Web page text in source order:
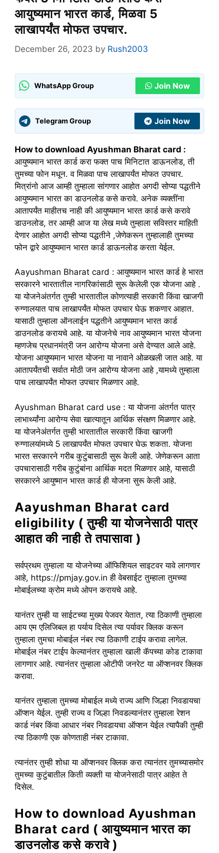
आयुष्यमान भारत कार्ड, मिळवा 5
लाखापर्यंत मोफत उपचार.
December 26, 2023 by Rush2003
WhatsApp Group Join Now
Telegram Group Join Now
How to download Ayushman Bharat card :
आयुष्यमान भारत कार्ड करा फक्त पाच मिनिटात डाऊनलोड, ती
तुमच्या फोन मधून. व मिळवा पाच लाखापर्यंत मोफत उपचार.
मित्रांनो आज आम्ही तुम्हाला सांगणार आहोत अगदी सोप्या पद्धतीने
आयुष्यमान भारत का डाउनलोड कसे करावे. अनेक व्यक्तींना
आतापर्यंत माहीतच नाही की आयुष्यमान भारत कार्ड कसे करावे
डाउनलोड, तर आम्ही आज या लेख मध्ये तुम्हाला सविस्तर माहिती
देणार आहोत अगदी सोप्या पद्धतीने ,जेणेकरून तुम्हालाही तुमच्या
फोन द्वारे आयुष्यमान भारत कार्ड डाऊनलोड करता येईल.
Aayushman Bharat card : आयुष्यमान भारत कार्ड हे भारत
सरकारने भारतातील नागरिकांसाठी सुरू केलेली एक योजना आहे .
या योजनेअंतर्गत तुम्ही भारतातील कोणत्याही सरकारी किंवा खाजगी
रुग्णालयात पाच लाखापर्यंत मोफत उपचार घेऊ शकणार आहात.
यासाठी तुम्हाला ऑनलाईन पद्धतीने आयुष्यमान भारत कार्ड
डाउनलोड करायचे आहे. या योजनेचे नाव आयुष्यमान भारत योजना
म्हणजेच प्रधानमंत्री जन आरोग्य योजना असे देण्यात आले आहे.
योजना आयुष्यमान भारत योजना या नावाने ओळखली जात आहे. या
आतापर्यंतची सर्वात मोठी जन आरोग्य योजना आहे ,यामध्ये तुम्हाला
पाच लाखापर्यंत मोफत उपचार मिळणार आहे.
Ayushman Bharat card use : या योजना अंतर्गत पात्र
लाभार्थ्यांना आरोग्य सेवा खात्यातून आर्थिक संरक्षण मिळणार आहे.
या योजनेअंतर्गत तुम्ही भारतातील सरकारी किंवा खाजगी
रुग्णालयांमध्ये 5 लाखापर्यंत मोफत उपचार घेऊ शकता. योजना
भारत सरकारने गरीब कुटुंबासाठी सुरू केली आहे. जेणेकरून आता
उपचारासाठी गरीब कुटुंबांना आर्थिक मदत मिळणार आहे, यासाठी
सरकारने आयुष्मान भारत कार्ड ही योजना सुरू केली आहे.
Aayushman Bharat card
eligibility ( तुम्ही या योजनेसाठी पात्र
आहात की नाही ते तपासावा )
सर्वप्रथम तुम्हाला या योजनेच्या ऑफिशियल साइटवर यावे लागणार
आहे, https://pmjay.gov.in ही वेबसाईट तुम्हाला तुमच्या
मोबाईलच्या क्रोम मध्ये ओपन करायचे आहे.
यानंतर तुम्ही या साईटच्या मुख्य पेजवर येतात, त्या ठिकाणी तुम्हाला
आय एम एलिजिबल हा पर्याय दिसेल त्या पर्यावर क्लिक करून
तुम्हाला तुमचा मोबाईल नंबर त्या ठिकाणी टाईप करावा लागेल.
मोबाईल नंबर टाईप केल्यानंतर तुम्हाला खाली कॅपच्या कोड टाकावा
लागणार आहे. त्यानंतर तुम्हाला ओटीपी जनरेट या ऑप्शनवर क्लिक
करावा.
यानंतर तुम्हाला तुमच्या मोबाईल मध्ये राज्य आणि जिल्हा निवडायचा
ऑप्शन येईल. तुम्ही राज्य व जिल्हा निवडल्यानंतर तुम्हाला रेशन
कार्ड नंबर किंवा आधार नंबर निवडायचा ऑप्शन येईल त्यापैकी तुम्ही
त्या ठिकाणी एक कोणताही नंबर टाकावा.
त्यानंतर तुम्ही शोधा या ऑप्शनवर क्लिक करा त्यानंतर तुमच्यासमोर
तुमच्या कुटुंबातील किती व्यक्ती या योजनेसाठी पात्र आहेत ते
दिसेल.
How to download Ayushman
Bharat card ( आयुष्यमान भारत का
डाउनलोड कसे करावे )